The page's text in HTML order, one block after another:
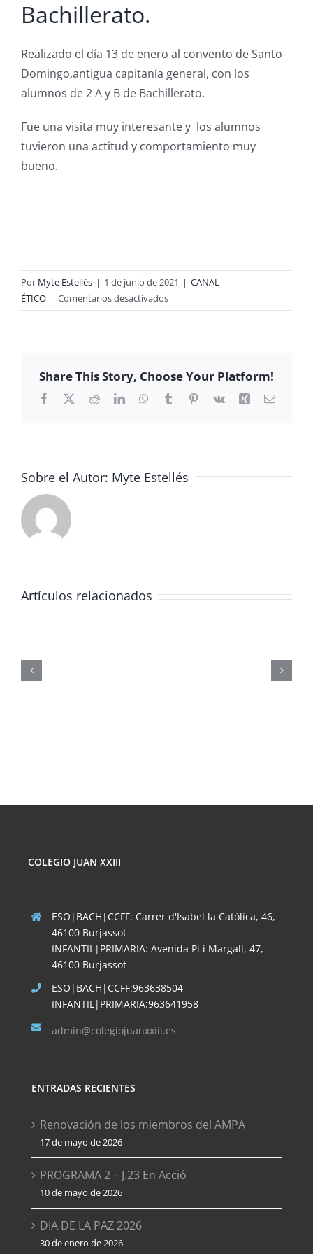
Bachillerato.
Realizado el día 13 de enero al convento de Santo
Domingo,antigua capitanía general, con los
alumnos de 2 A y B de Bachillerato.
Fue una visita muy interesante y los alumnos
tuvieron una actitud y comportamiento muy
bueno.
Por Myte Estellés | 1 de junio de 2021 | CANAL
ÉTICO | Comentarios desactivadosen
Salida
de
Bachillerato.
Share This Story, Choose Your Platform!
Facebook
X RedditLinkedInWhatsApp
TumblrPinterest
Vk Xing Correo
Sobre el Autor: Myte Estellés
Artículos relacionados
COLEGIO JUAN XXIII
ESO|BACH|CCFF: Carrer d'Isabel la Catòlica, 46,
46100 Burjassot
INFANTIL|PRIMARIA: Avenida Pi i Margall, 47,
46100 Burjassot
ESO|BACH|CCFF:963638504
INFANTIL|PRIMARIA:963641958
admin@colegiojuanxxiii.es
ENTRADAS RECIENTES
Renovación de los miembros del AMPA
17 de mayo de 2026
PROGRAMA 2 – J.23 En Acció
10 de mayo de 2026
DIA DE LA PAZ 2026
30 de enero de 2026